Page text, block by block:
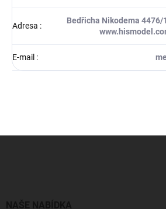
Adresa :
Bedřicha Nikodema 4476/
E-mail :
NAŠE NABÍDKA